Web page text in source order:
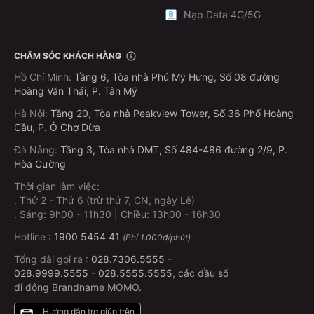
Phí bảo hiểm trách nhiệm dân sự ô tô bao nhiêu
định 67/2023/NĐ-CP, không phụ thuộc vào hãng xe
hay năm sản xuất mà phụ thuộc vào số chỗ ngồi và
mục đích sử dụng:
Ô tô dưới 6 chỗ, không kinh doanh vận tải:
Ô tô 6–11 chỗ, không kinh doanh vận tải: 794.000
đồng/năm
Ô tô dưới 6 chỗ, kinh doanh vận tải: 756.000
đồng/năm
Ô tô 6–11 chỗ, kinh doanh vận tải: 929.000
đồng/năm
Xe tập lái: bằng 120% phí xe cùng loại
Xe taxi: bằng 170% phí xe kinh doanh cùng số chỗ
Nạp Data 4G/5G
CHĂM SÓC KHÁCH HÀNG
Hồ Chí Minh: Tầng 6, Tòa nhà Phú Mỹ Hưng, Số 08 đường
Hoàng Văn Thái, P. Tân Mỹ
Hà Nội: Tầng 20, Tòa nhà Peakview Tower, Số 36 Phố Hoàng
Cầu, P. Ô Chợ Dừa
Đà Nẵng: Tầng 3, Tòa nhà DMT, Số 484-486 đường 2/9, P.
Hòa Cường
Thời gian làm việc:
. Thứ 2 - Thứ 6 (trừ thứ 7, CN, ngày Lễ)
. Sáng: 9h00 - 11h30 | Chiều: 13h00 - 16h30
Hotline : 1900 5454 41 (Phí 1.000đ/phút)
Tổng đài gọi ra : 028.7306.5555 -
028.9999.5555 - 028.5555.5555, các đầu số
di động Brandname MOMO.
Hướng dẫn trợ giúp trên